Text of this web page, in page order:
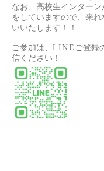
なお、高校生インター
をしていますので、来
いいたします！！
ご参加は、 LINE ご登録
信ください！